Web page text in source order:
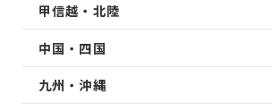
甲信越・北陸
中国・四国
九州・沖縄